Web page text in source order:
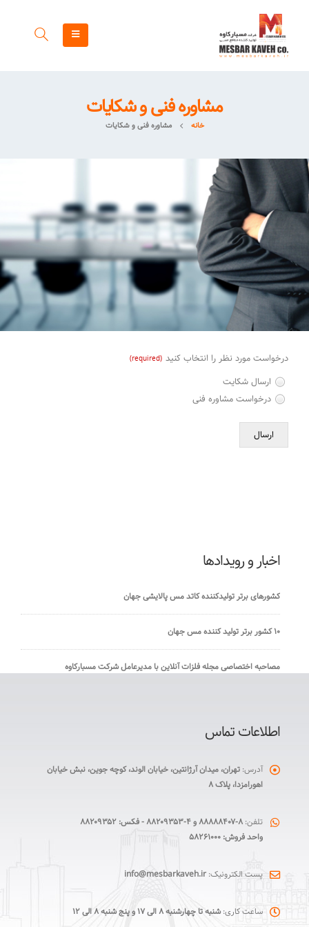
مشاوره فنی و شکایات
خانه مشاوره فنی و شکایات
درخواست مورد نظر را انتخاب کنید (required)
ارسال شکایت
درخواست مشاوره فنی
ارسال
اخبار و رویدادها
کشورهای برتر تولیدکننده کاتد مس پالایشی جهان
۱۰ کشور برتر تولید کننده مس جهان
مصاحبه اختصاصی مجله فلزات آنلاین با مدیرعامل شرکت مسبارکاوه
اطلاعات تماس
آدرس: تهران، میدان آرژانتین، خیابان الوند، کوچه جوین، نبش خیابان
اهورامزدا، پلاک ۸
تلفن: ۸-۸۸۸۸۸۴۰۷ و ۴-۸۸۲۰۹۳۵۳ - فکس: ۸۸۲۰۹۳۵۲
واحد فروش: ۵۸۲۶۱۰۰۰
پست الکترونیک: info@mesbarkaveh.ir
ساعت کاری: شنبه تا چهارشنبه ۸ الی ۱۷ و پنج شنبه ۸ الی ۱۲